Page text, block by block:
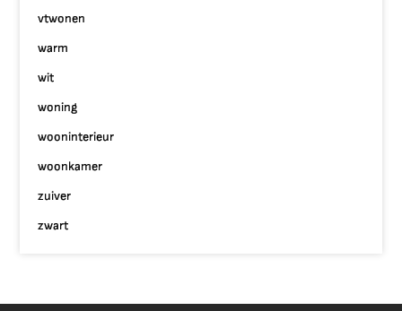
vtwonen
warm
wit
woning
wooninterieur
woonkamer
zuiver
zwart